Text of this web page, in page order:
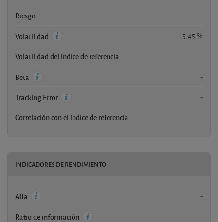
Riesgo -
Volatilidad 5,45 %
Volatilidad del índice de referencia -
Beta -
Tracking Error -
Correlación con el índice de referencia -
INDICADORES DE RENDIMIENTO
Alfa -
Ratio de información -